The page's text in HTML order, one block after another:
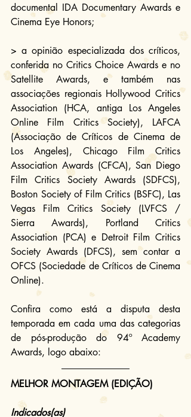
documental IDA Documentary Awards e
Cinema Eye Honors;
conferida no Critics Choice Awards e no
Satellite Awards, e também nas
associações regionais Hollywood Critics
Association (HCA, antiga Los Angeles
Online Film Critics Society), LAFCA
(Associação de Críticos de Cinema de
Los Angeles),
Chicago Film Critics
Association Awards (CFCA), San Diego
Film Critics Society Awards (SDFCS),
Boston Society of Film Critics (BSFC), Las
Vegas Film Critics Society (LVFCS /
Sierra Awards), Portland Critics
Association (PCA) e Detroit Film Critics
Society Awards (DFCS), sem contar a
OFCS (Sociedade de Críticos de Cinema
Online).
Confira como está a disputa desta
temporada em cada uma das categorias
de pós-produção do 94º Academy
Awards, logo abaixo:
MELHOR MONTAGEM (EDIÇÃO)
Indicados(as)